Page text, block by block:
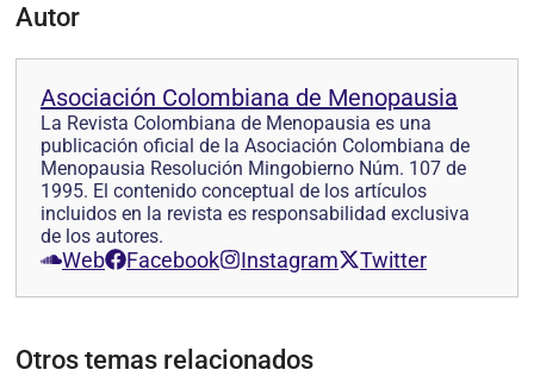
Autor
Asociación Colombiana de Menopausia
La Revista Colombiana de Menopausia es una
publicación oficial de la Asociación Colombiana de
Menopausia Resolución Mingobierno Núm. 107 de
1995. El contenido conceptual de los artículos
incluidos en la revista es responsabilidad exclusiva
de los autores.
Web Facebook Instagram Twitter
Otros temas relacionados